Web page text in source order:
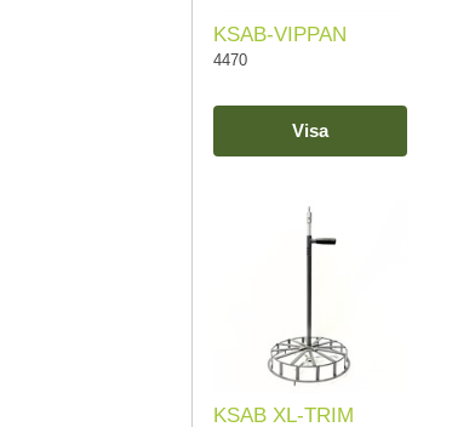
KSAB-VIPPAN
4470
Visa
KSAB XL-TRIM